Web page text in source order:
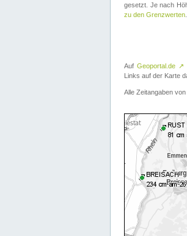
gesetzt. Je nach
zu den Grenzwerten
Auf Geoportal.de ↗
Links auf der Karte
Alle Zeitangaben